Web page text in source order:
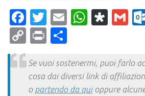
Facebook
Twitter
Email
CopyPrint
Se vuoi sostenermi, puoi farlo
cosa dai diversi link di
o partendo da quioppure